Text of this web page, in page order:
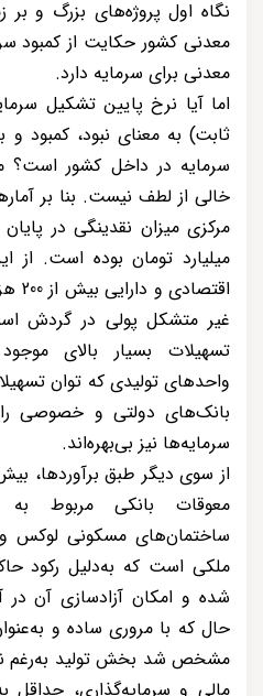
نگاه اول پروژه‌های بزرگ و
معدنی کشور حکایت از کمبود
معدنی برای سرمایه دارد.
اما آیا نرخ پایین تشکیل
ثابت) به معنای نبود، کمبود
سرمایه در داخل کشور است؟
خالی از لطف نیست. بنا بر
میلیارد تومان بوده است. از
غیر متشکل پولی در گردش
تسهیلات بسیار بالای
واحدهای تولیدی که توان
بانک‌های دولتی و خصوصی را
سرمایه‌ها نیز بی‌بهره‌اند.
معوقات بانکی مربوط
ساختمان‌های مسکونی لوکس و
ملکی است که به‌دلیل رکود
شده و امکان آزادسازی آن
حال که با مروری ساده و
مشخص شد بخش تولید به‌رغم